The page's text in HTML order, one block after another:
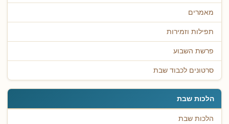
מאמרים
תפילות וזמירות
פרשת השבוע
סרטונים לכבוד שבת
הלכות שבת
הלכות שבת